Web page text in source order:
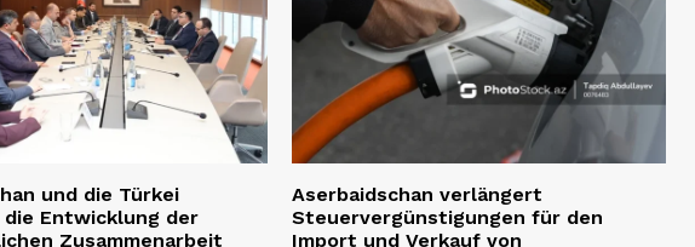
und die Türkei
Entwicklung der
Zusammenarbeit
Aserbaidschan verlängert
Steuervergünstigungen für den
Import und Verkauf von